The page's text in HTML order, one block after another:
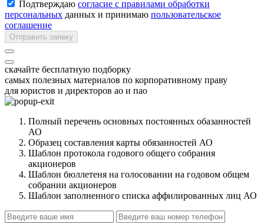
Подтверждаю согласие с правилами обработки
персональных данных и принимаю пользовательское
соглашение
Отправить заявку
скачайте бесплатную подборку
самых полезных материалов по корпоративному праву
для юристов и директоров ао и пао
Полный перечень основных постоянных обазанностей
АО
Образец составления карты обязанностей АО
Шаблон протокола годового общего собрания
акционеров
Шаблон бюллетеня на голосовании на годовом общем
собрании акционеров
Шаблон заполненного списка аффилированных лиц АО